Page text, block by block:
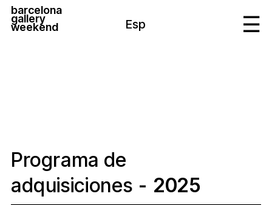
barcelona
gallery
weekend Esp
Programa de
adquisiciones
2025